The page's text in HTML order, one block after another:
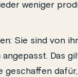
weniger
Sie sind von
Das